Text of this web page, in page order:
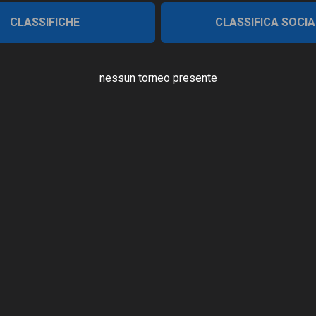
CLASSIFICHE CLASSIFICA
nessun torneo presente